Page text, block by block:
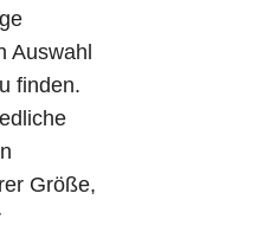
Auswahl
finden.
Größe,